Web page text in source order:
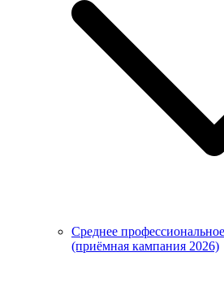
Среднее
(приёмная кампания 2026)